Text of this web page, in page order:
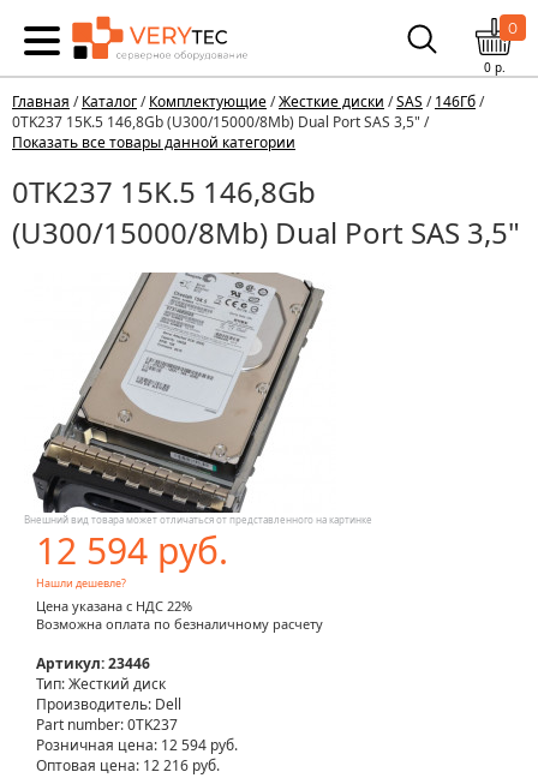
0
0р.
Главная /Каталог/Комплектующие/Жесткие диски /SAS /146Гб/
0TK237 15K.5 146,8Gb (U300/15000/8Mb) Dual Port SAS 3,5" /
Показать все товары данной категории
0TK237 15K.5 146,8Gb
(U300/15000/8Mb) Dual Port SAS 3,5"
Внешний вид товара может отличаться от представленного на картинке
12 594 руб.
Нашли дешевле?
Цена указана с НДС 22%
Возможна оплата по безналичному расчету
Артикул: 23446
Тип: Жесткий диск
Производитель: Dell
Part number: 0TK237
Розничная цена: 12 594 руб.
Оптовая цена: 12 216 руб.